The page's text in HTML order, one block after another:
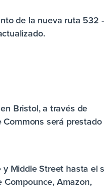
de la nueva ruta 532 -
Bristol, a través de
será prestado
Middle Street hasta el
Amazon,